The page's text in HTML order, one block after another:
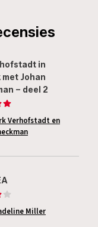
in
Johan
– deel 2
Verhofstadt en
Miller